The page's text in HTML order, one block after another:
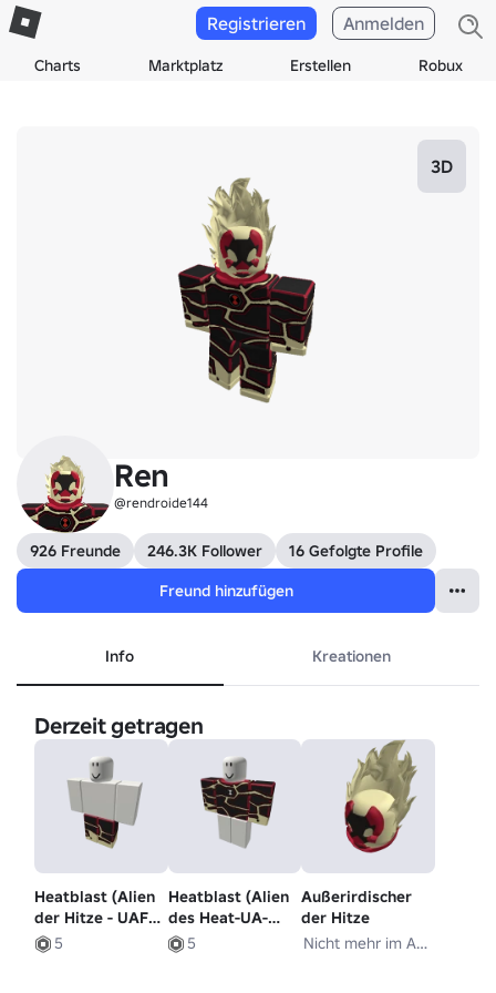
Charts Marktplatz Erstellen Robux
Registrieren Anmelden
3D
Ren
@rendroide144
926 Freunde 246.3K Follower
16 Gefolgte Profile
Freund hinzufügen
Info Kreationen
Derzeit getragen
Heatblast (Alien
der Hitze - UAF)
[-]5
Heatblast (Alien
des Heat-UA-
Färbbaren
Logos) [+]
5
Außerirdischer
der Hitze
Nicht mehr im Angebot